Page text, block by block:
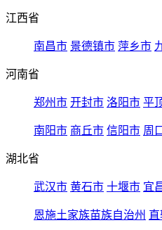
江西省
南昌市 景德镇市 萍乡市
河南省
郑州市 开封市 洛阳市 平
南阳市 商丘市 信阳市 周
湖北省
武汉市 黄石市 十堰市 宜
恩施土家族苗族自治州